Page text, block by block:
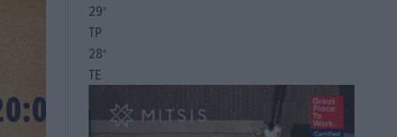
29°
ΤΡ
28°
ΤΕ